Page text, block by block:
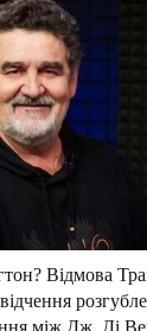
Відмова
між Дж. Ді